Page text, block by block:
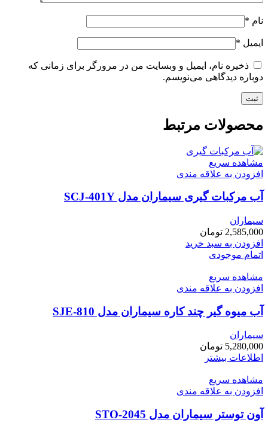
نام *
ایمیل *
ذخیره نام، ایمیل و وبسایت من در مرورگر برای زمانی که
دوباره دیدگاهی می‌نویسم.
محصولات مرتبط
مشاهده سریع
افزودن به علاقه مندی
آب مرکبات گیری سیماران مدل SCJ-401Y
سیماران
2,585,000 تومان
افزودن به سبد خرید
اتمام موجودی
مشاهده سریع
افزودن به علاقه مندی
آب میوه گیر چند کاره سیماران مدل SJE-810
سیماران
5,280,000 تومان
اطلاعات بیشتر
مشاهده سریع
افزودن به علاقه مندی
آون توستر سیماران مدل STO-2045